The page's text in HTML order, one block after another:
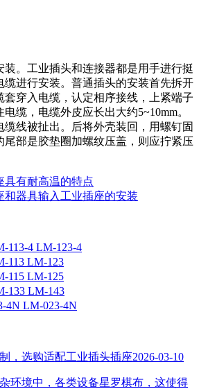
装。工业插头和连接器都是用手进行挺
缆进行安装。普通插头的安装首先拆开
套穿入电缆，认定相序接线，上紧端子
缆，电缆外皮应长出大约5~10mm。
线被扯出。后将外壳装回，用螺钉固
尾部是胶垫圈加螺纹压盖，则应拧紧压
具有耐高温的特点
和器具输入工业插座的安装
113-4 LM-123-4
113 LM-123
115 LM-125
133 LM-143
4N LM-023-4N
，选购适配工业插头插座2026-03-10
环境中，各类设备星罗棋布，这使得